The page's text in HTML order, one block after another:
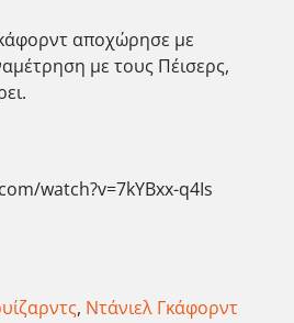
αποχώρησε με
με τους Πέισερς,
watch?v=7kYBxx-q4Is
, Ντάνιελ Γκάφορντ